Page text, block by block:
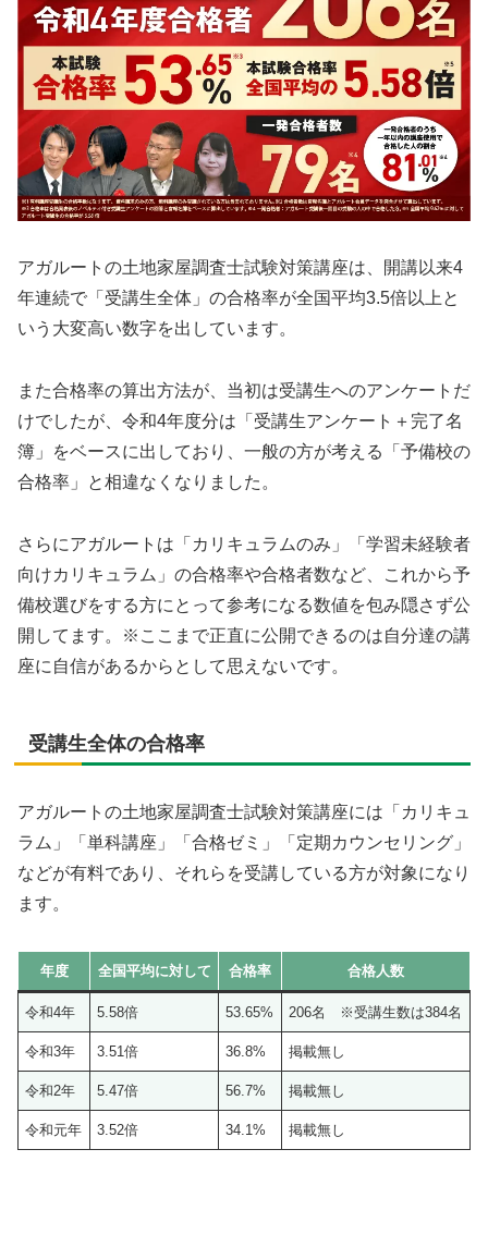
アガルートの土地家屋調査士試験対策講座は、開講以来4
年連続で「受講生全体」の合格率が全国平均3.5倍以上と
いう大変高い数字を出しています。
また合格率の算出方法が、当初は受講生へのアンケートだ
けでしたが、令和4年度分は「受講生アンケート＋完了名
簿」をベースに出しており、一般の方が考える「予備校の
合格率」と相違なくなりました。
さらにアガルートは「カリキュラムのみ」「学習未経験者
向けカリキュラム」の合格率や合格者数など、これから予
備校選びをする方にとって参考になる数値を包み隠さず公
開してます。※ここまで正直に公開できるのは自分達の講
座に自信があるからとして思えないです。
受講生全体の合格率
アガルートの土地家屋調査士試験対策講座には「カリキュ
ラム」「単科講座」「合格ゼミ」「定期カウンセリング」
などが有料であり、それらを受講している方が対象になり
ます。
年度 全国平均に対して 合格率 合格人数
令和4年 5.58倍 53.65% 206名 ※受講生数は384名
令和3年 3.51倍 36.8% 掲載無し
令和2年 5.47倍 56.7% 掲載無し
令和元年 3.52倍 34.1% 掲載無し